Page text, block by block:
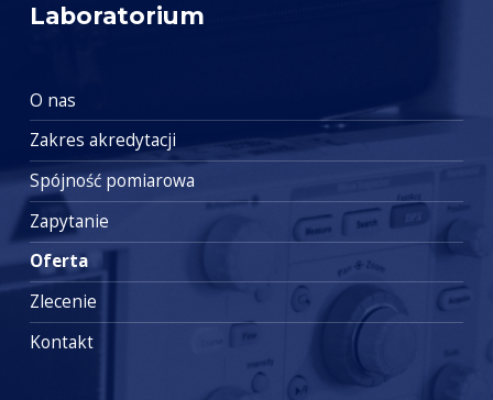
Laboratorium
O nas
Zakres akredytacji
Spójność pomiarowa
Zapytanie
Oferta
Zlecenie
Kontakt